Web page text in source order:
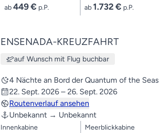
ab449 € p.P.
ab1.732 € p.P.
ENSENADA-KREUZFAHRT
auf Wunsch mit Flug buchbar
4 Nächte an Bord der Quantum of the Seas
22. Sept. 2026 – 26. Sept. 2026
Routenverlauf ansehen
Unbekannt → Unbekannt
Innenkabine
Meerblickkabine